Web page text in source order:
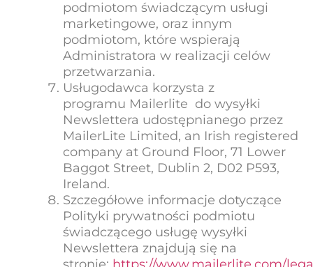
podmiotom świadczącym usługi
marketingowe, oraz innym
podmiotom, które wspierają
Administratora w realizacji celów
przetwarzania.
Usługodawca korzysta z
programu Mailerlite do wysyłki
Newslettera udostępnianego przez
MailerLite Limited, an Irish registered
company at Ground Floor, 71 Lower
Baggot Street, Dublin 2, D02 P593,
Ireland.
Szczegółowe informacje dotyczące
Polityki prywatności podmiotu
świadczącego usługę wysyłki
Newslettera znajdują się na